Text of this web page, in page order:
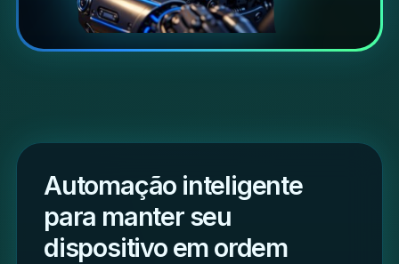
Automação inteligente
para manter seu
dispositivo em ordem